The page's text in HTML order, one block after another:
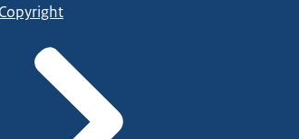
Copyright